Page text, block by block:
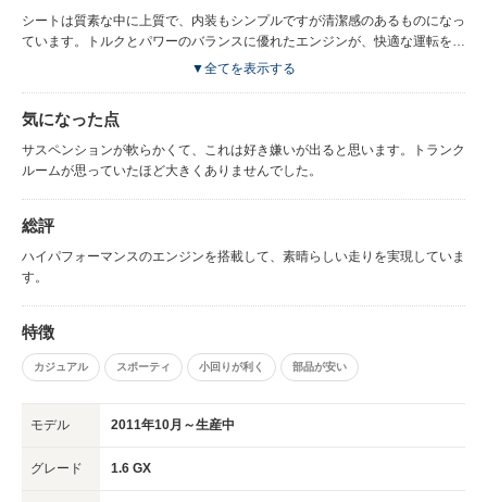
シートは質素な中に上質で、内装もシンプルですが清潔感のあるものになっ
ています。トルクとパワーのバランスに優れたエンジンが、快適な運転を支
▼全てを表示する
気になった点
サスペンションが軟らかくて、これは好き嫌いが出ると思います。トランク
ルームが思っていたほど大きくありませんでした。
総評
ハイパフォーマンスのエンジンを搭載して、素晴らしい走りを実現していま
す。
特徴
カジュアル スポーティ 小回りが利く 部品が安い
モデル 2011年10月～生産中
グレード 1.6 GX